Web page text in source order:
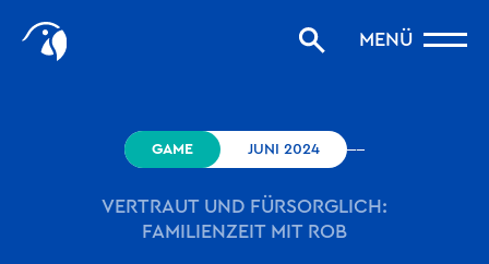
MENÜ
Start
Storys filtern
robinson.com
GAME JUNI 2024
VERTRAUT UND FÜRSORGLICH:
FAMILIENZEIT MIT ROB